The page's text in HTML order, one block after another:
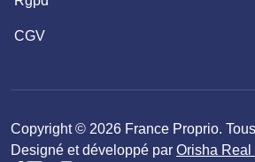
CGV
Copyright © 2026 France Proprio. Tous
Designé et développé par Orisha Real